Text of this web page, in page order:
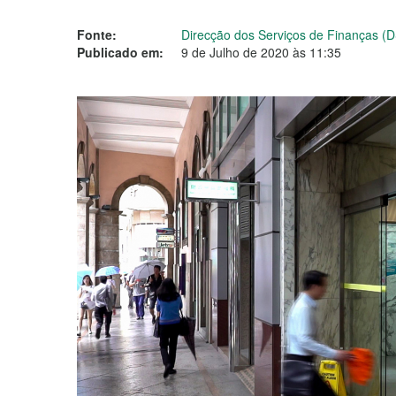
Fonte:
Direcção dos Serviços de Finanças
Publicado em:
9 de Julho de 2020 às 11:35